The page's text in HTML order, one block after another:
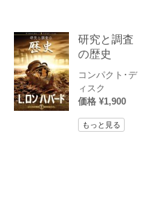
研究と調査
の歴史
コンパクト･デ
ィスク
価格 ¥1,900
もっと見る